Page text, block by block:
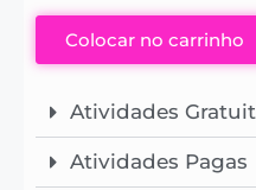
Colocar no carrinho
Atividades
Atividades Pagas